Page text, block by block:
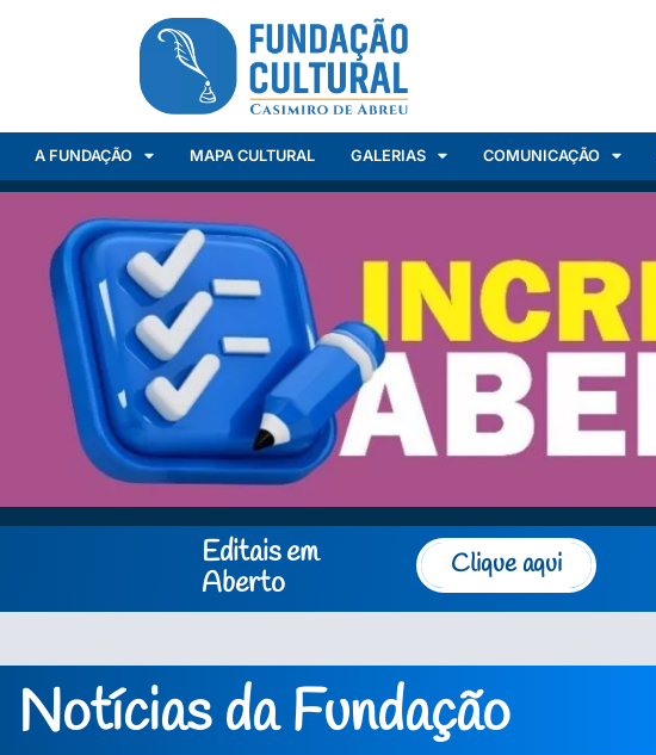
A FUNDAÇÃO MAPA CULTURAL GALERIAS COMUNICAÇÃO
Editais em
Aberto
Clique aqui
Notícias da Fundação